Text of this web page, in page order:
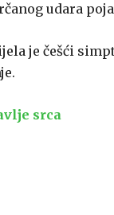
udara
je češći
srca